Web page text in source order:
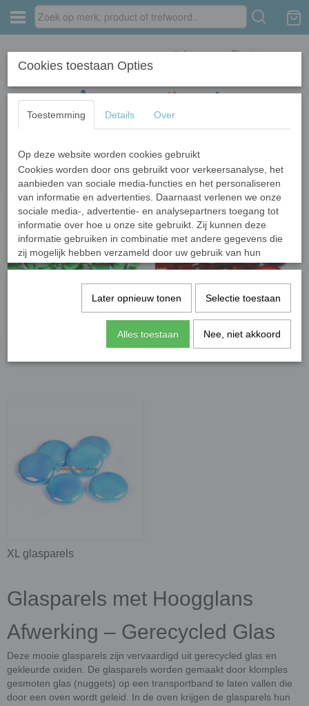
Inloggen Registreren
Home › Glas › Glasparels (nuggets)
Glasparels
XL glasparels
Glasparels met Hoogglans
Afwerking – Gerecycled Glas
Deze mooie glasparels zijn vervaardigd uit gerecycled glas en
gekleurde oxiden. De glasparels worden gemaakt door klomples
gesmoten glas (nuggets) op een transportband te laten vallen die
door een oven wordt geleid. In de oven krijgen de glasparels hun
Cookies toestaan Opties
Toestemming Details Over
Op deze website worden cookies gebruikt
Cookies worden door ons gebruikt voor verkeersanalyse, het
aanbieden van sociale media-functies en het personaliseren
van informatie en advertenties. Daarnaast verlenen we onze
sociale media-, advertentie- en analysepartners toegang tot
informatie over hoe u onze site gebruikt. Zij kunnen deze
informatie gebruiken in combinatie met andere gegevens die
zij mogelijk hebben verzameld door uw gebruik van hun
diensten of die u hen hebt verstrekt.
Later opnieuw tonen Selectie toestaan
Alles toestaan Nee, niet akkoord